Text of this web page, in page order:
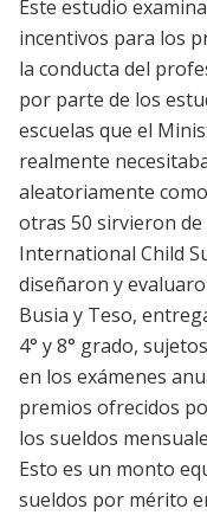
Este estudio
incentivos para los
la conducta del
por parte de los
escuelas que el
realmente
aleatoriamente
otras 50 sirvieron
International Child
diseñaron y
Busia y Teso,
4° y 8° grado,
en los exámenes
premios ofrecidos
los sueldos
Esto es un monto
sueldos por mérito